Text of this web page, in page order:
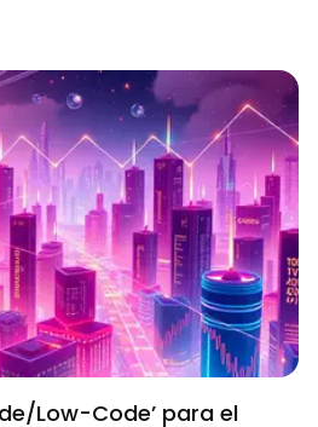
Low-Code’ para el